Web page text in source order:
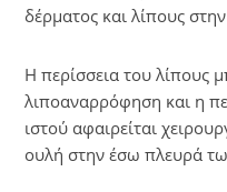
δέρματος και λίπους
Η περίσσεια του λίπους
λιποαναρρόφηση και η
ιστού αφαιρείται
ουλή στην έσω πλευρά